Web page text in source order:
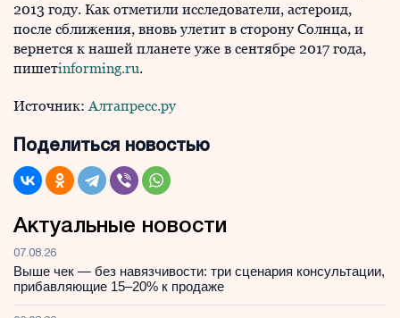
2013 году. Как отметили исследователи, астероид,
после сближения, вновь улетит в сторону Солнца, и
вернется к нашей планете уже в сентябре 2017 года,
пишетinforming.ru.
Источник:Алтапресс.ру
Поделиться новостью
Актуальные новости
07.08.26
Выше чек — без навязчивости: три сценария консультации,
прибавляющие 15–20% к продаже